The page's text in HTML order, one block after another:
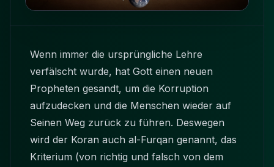
Wenn immer die ursprüngliche Lehre
verfälscht wurde, hat Gott einen neuen
Propheten gesandt, um die Korruption
aufzudecken und die Menschen wieder auf
Seinen Weg zurück zu führen. Deswegen
wird der Koran auch al-Furqan genannt, das
Kriterium (von richtig und falsch von dem